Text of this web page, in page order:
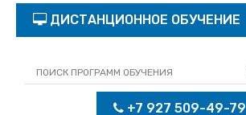
ДИСТАНЦИОННОЕ ОБУЧЕНИЕ
+7 927 509-49-79